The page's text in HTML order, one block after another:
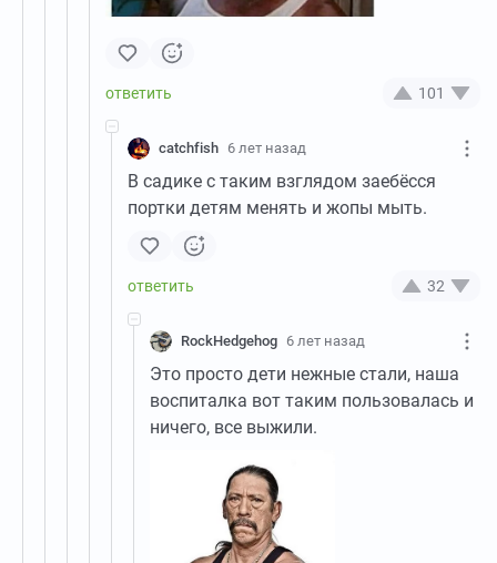
101
catchfish 6 лет назад
В садике с таким взглядом заебёсся
портки детям менять и жопы мыть.
32
RockHedgehog 6 лет назад
Это просто дети нежные стали, наша
воспиталка вот таким пользовалась и
ничего, все выжили.